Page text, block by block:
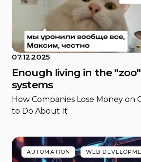
07.12.2025
Enough living in the
systems
How Companies Lose Money on
to Do About It
AUTOMATION WEB